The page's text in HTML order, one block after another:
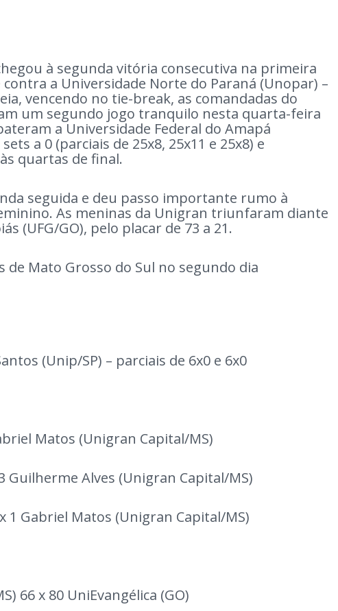
à segunda vitória consecutiva na primeira
a Universidade Norte do Paraná (Unopar) –
vencendo no tie-break, as comandadas do
um segundo jogo tranquilo nesta quarta-feira
a Universidade Federal do Amapá
a 0 (parciais de 25x8, 25x11 e 25x8) e
quartas de final.
seguida e deu passo importante rumo à
As meninas da Unigran triunfaram diante
(UFG/GO), pelo placar de 73 a 21.
Mato Grosso do Sul no segundo dia
(Unip/SP) – parciais de 6x0 e 6x0
Matos (Unigran Capital/MS)
Guilherme Alves (Unigran Capital/MS)
1 Gabriel Matos (Unigran Capital/MS)
66 x 80 UniEvangélica (GO)